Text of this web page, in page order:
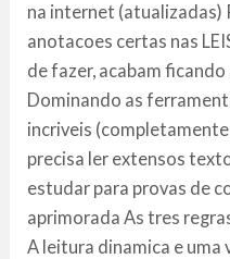
na internet (atualizadas)
anotacoes certas nas
de fazer, acabam
Dominando as
incriveis
precisa ler extensos
estudar para provas de
aprimorada As tres
A leitura dinamica e